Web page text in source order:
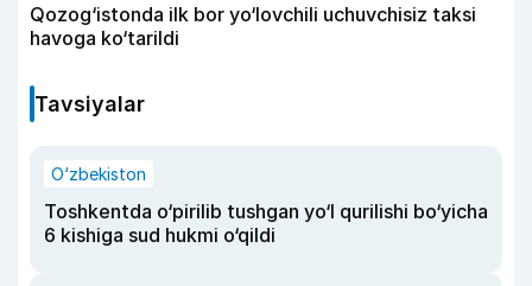
Qozog‘istonda ilk bor yo‘lovchili uchuvchisiz taksi
havoga ko‘tarildi
Tavsiyalar
O‘zbekiston
Toshkentda o‘pirilib tushgan yo‘l qurilishi bo‘yicha
6 kishiga sud hukmi o‘qildi